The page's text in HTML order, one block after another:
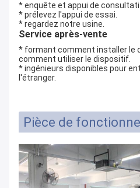
* enquête et appui de
* prélevez l'appui de essai.
* regardez notre usine.
Service après-vente
* formant comment installer le
comment utiliser le dispositif.
* ingénieurs disponibles pour
l'étranger.
Pièce de